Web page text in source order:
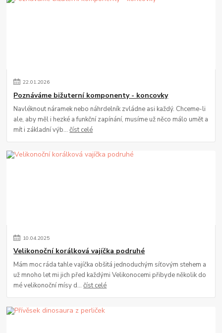
22.01.2026
Poznáváme bižuterní komponenty - koncovky
Navléknout náramek nebo náhrdelník zvládne asi každý. Chceme-li
ale, aby měl i hezké a funkční zapínání, musíme už něco málo umět a
mít i základní výb...číst celé
10.04.2025
Velikonoční korálková vajíčka podruhé
Mám moc ráda tahle vajíčka obšitá jednoduchým síťovým stehem a
už mnoho let mi jich před každými Velikonocemi přibyde několik do
mé velikonoční mísy d...číst celé